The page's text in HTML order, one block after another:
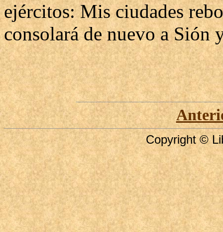
ejércitos: Mis ciudades
consolará de nuevo a Sión
Copyright ©